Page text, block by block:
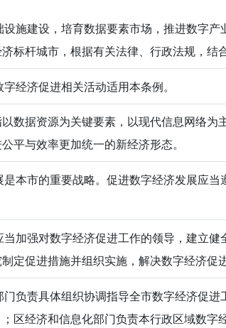
施建设，培育数据要素市场，推进数字
标杆城市，根据有关法律、行政法规，结
经济促进相关活动适用本条例。
数据资源为关键要素，以现代信息网络
平与效率更加统一的新经济形态。
本市的重要战略。促进数字经济发展应当
加强对数字经济促进工作的领导，建立
定促进措施并组织实施，解决数字经济促
负责具体组织协调指导全市数字经济促
区经济和信息化部门负责本行政区域数字